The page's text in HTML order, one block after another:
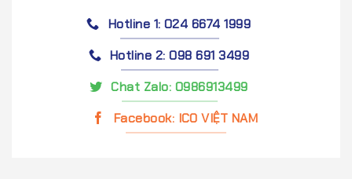
Hotline 1: 024 6674 1999
Hotline 2: 098 691 3499
Chat Zalo: 0986913499
Facebook: ICO VIỆT NAM